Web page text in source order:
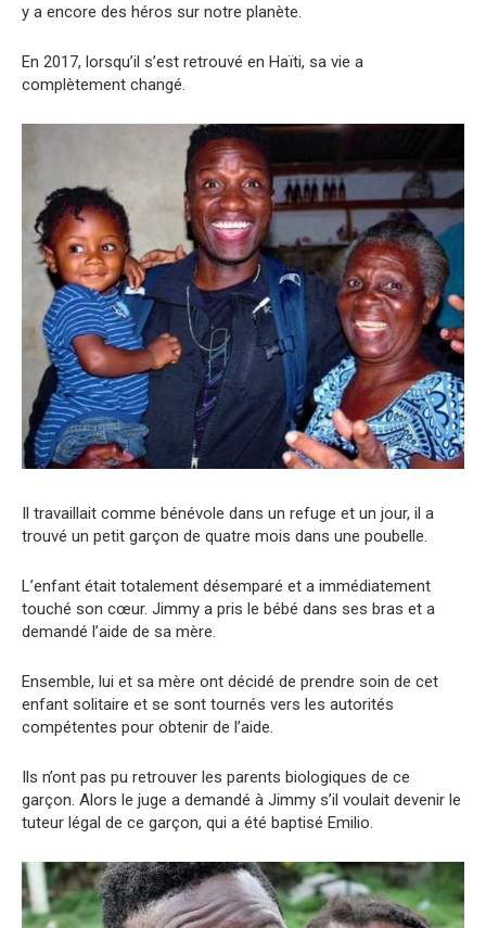
y a encore des héros sur notre planète.
En 2017, lorsqu’il s’est retrouvé en Haïti, sa vie a
complètement changé.
Il travaillait comme bénévole dans un refuge et un jour, il a
trouvé un petit garçon de quatre mois dans une poubelle.
L’enfant était totalement désemparé et a immédiatement
touché son cœur. Jimmy a pris le bébé dans ses bras et a
demandé l’aide de sa mère.
Ensemble, lui et sa mère ont décidé de prendre soin de cet
enfant solitaire et se sont tournés vers les autorités
compétentes pour obtenir de l’aide.
Ils n’ont pas pu retrouver les parents biologiques de ce
garçon. Alors le juge a demandé à Jimmy s’il voulait devenir le
tuteur légal de ce garçon, qui a été baptisé Emilio.